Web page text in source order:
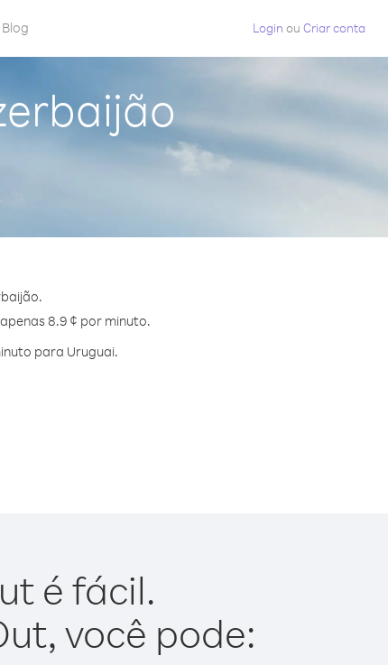
Blog Login ou Criar conta
8.9 ¢ por minuto.
para Uruguai.
é fácil.
você pode: